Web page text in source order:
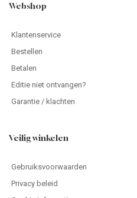
Webshop
Klantenservice
Bestellen
Betalen
Editie niet ontvangen?
Garantie / klachten
Veilig winkelen
Gebruiksvoorwaarden
Privacy beleid